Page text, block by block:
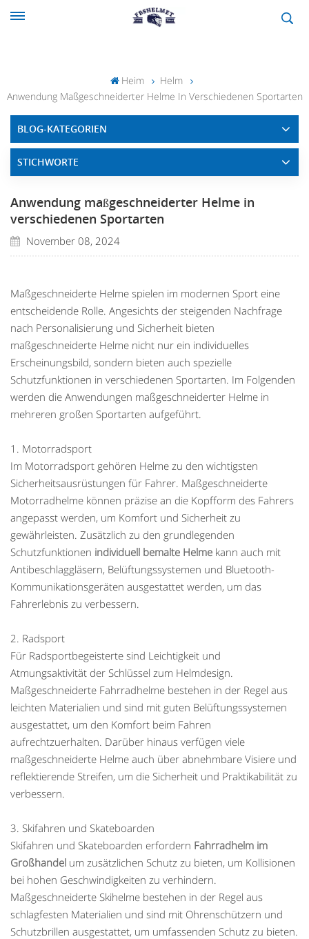
Heim
Helm
Anwendung Maßgeschneiderter Helme In Verschiedenen Sportarten
BLOG-KATEGORIEN
STICHWORTE
Anwendung maßgeschneiderter Helme in
verschiedenen Sportarten
November 08, 2024
Maßgeschneiderte Helme spielen im modernen Sport eine
entscheidende Rolle. Angesichts der steigenden Nachfrage
nach Personalisierung und Sicherheit bieten
maßgeschneiderte Helme nicht nur ein individuelles
Erscheinungsbild, sondern bieten auch spezielle
Schutzfunktionen in verschiedenen Sportarten. Im Folgenden
werden die Anwendungen maßgeschneiderter Helme in
mehreren großen Sportarten aufgeführt.
1. Motorradsport
Im Motorradsport gehören Helme zu den wichtigsten
Sicherheitsausrüstungen für Fahrer. Maßgeschneiderte
Motorradhelme können präzise an die Kopfform des Fahrers
angepasst werden, um Komfort und Sicherheit zu
gewährleisten. Zusätzlich zu den grundlegenden
Schutzfunktionen individuell bemalte Helme kann auch mit
Antibeschlaggläsern, Belüftungssystemen und Bluetooth-
Kommunikationsgeräten ausgestattet werden, um das
Fahrerlebnis zu verbessern.
2. Radsport
Für Radsportbegeisterte sind Leichtigkeit und
Atmungsaktivität der Schlüssel zum Helmdesign.
Maßgeschneiderte Fahrradhelme bestehen in der Regel aus
leichten Materialien und sind mit guten Belüftungssystemen
ausgestattet, um den Komfort beim Fahren
aufrechtzuerhalten. Darüber hinaus verfügen viele
maßgeschneiderte Helme auch über abnehmbare Visiere und
reflektierende Streifen, um die Sicherheit und Praktikabilität zu
verbessern.
3. Skifahren und Skateboarden
Skifahren und Skateboarden erfordern Fahrradhelm im
Großhandel um zusätzlichen Schutz zu bieten, um Kollisionen
bei hohen Geschwindigkeiten zu verhindern.
Maßgeschneiderte Skihelme bestehen in der Regel aus
schlagfesten Materialien und sind mit Ohrenschützern und
Schutzbrillen ausgestattet, um umfassenden Schutz zu bieten.